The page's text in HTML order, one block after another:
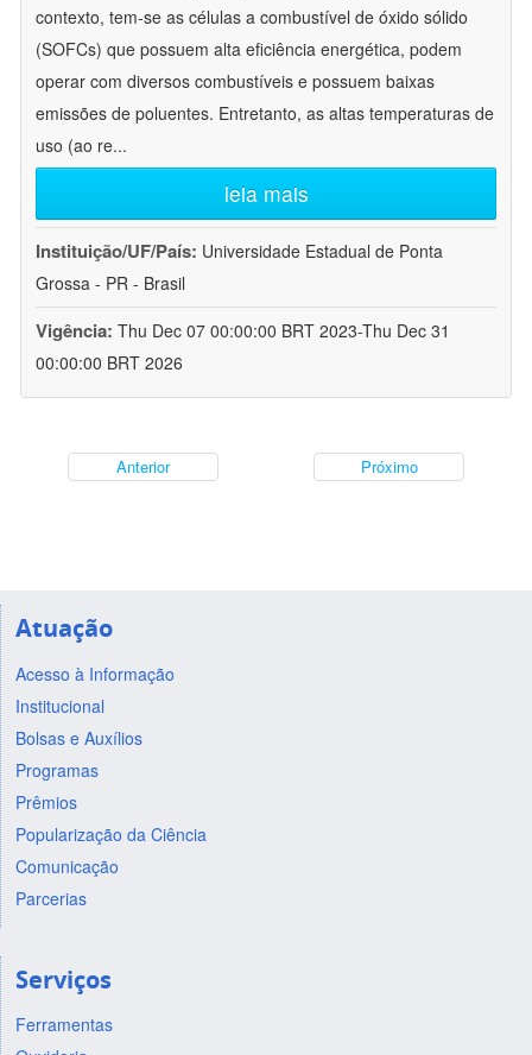
contexto, tem-se as células a combustível de óxido sólido
(SOFCs) que possuem alta eficiência energética, podem
operar com diversos combustíveis e possuem baixas
emissões de poluentes. Entretanto, as altas temperaturas de
uso (ao re...
leia mais
Instituição/UF/País: Universidade Estadual de Ponta
Grossa - PR - Brasil
Vigência: Thu Dec 07 00:00:00 BRT 2023-Thu Dec 31
00:00:00 BRT 2026
Anterior Próximo
Atuação
Acesso à Informação
Institucional
Bolsas e Auxílios
Programas
Prêmios
Popularização da Ciência
Comunicação
Parcerias
Serviços
Ferramentas